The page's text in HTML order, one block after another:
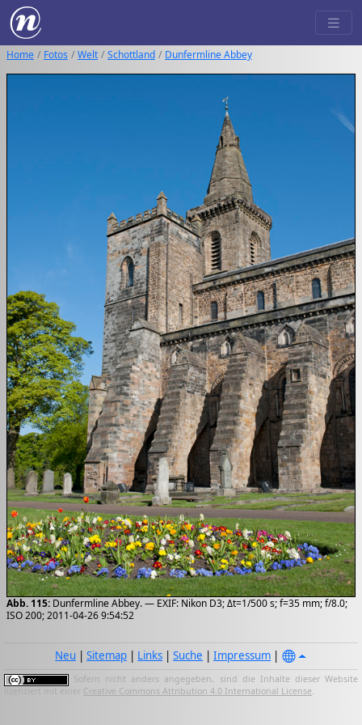
Home Fotos Welt Schottland Dunfermline Abbey
Abb. 115: Dunfermline Abbey. — EXIF: Nikon D3; Δt=1/500 s; f=35 mm; f/8.0;
ISO 200; 2011-04-26 9:54:52
Neu |Sitemap | Links |Suche |Impressum |
Sofern nicht anders angegeben, sind die Inhalte dieser Website
lizenziert mit einer Creative Commons Attribution 4.0 International License.